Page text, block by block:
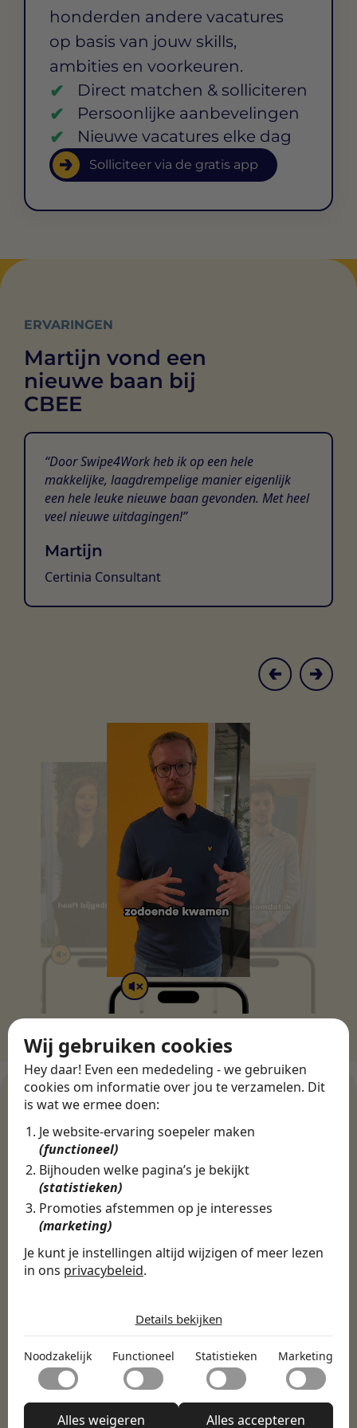
Wij gebruiken cookies
Hey daar! Even een mededeling - we gebruiken
cookies om informatie over jou te verzamelen. Dit
is wat we ermee doen:
Je website-ervaring soepeler maken
(functioneel)
Bijhouden welke pagina’s je bekijkt
(statistieken)
Promoties afstemmen op je interesses
(marketing)
Je kunt je instellingen altijd wijzigen of meer lezen
in ons privacybeleid.
Noodzakelijk
Noodzakelijke cookies helpen een website bruikbaar te
maken door basisfuncties zoals paginanavigatie en
toegang tot beveiligde delen van de website mogelijk te
maken. Zonder deze cookies kan de website niet naar
Functioneel
onthouden welke de manier waarop de website zich
Statistieken
Details bekijken
Noodzakelijk Functioneel Statistieken Marketing
Alles weigeren Alles accepteren
honderden andere vacatures
op basis van jouw skills,
ambities en voorkeuren.
Direct matchen & solliciteren
Persoonlijke aanbevelingen
Nieuwe vacatures elke dag
Solliciteer via de gratis app
ERVARINGEN
Martijn vond een
nieuwe baan bij
CBEE
Door Swipe4Work heb ik op een hele
makkelijke, laagdrempelige manier eigenlijk
een hele leuke nieuwe baan gevonden. Met heel
veel nieuwe uitdagingen!
Martijn
Certinia Consultant
WERKGEVERS
Ontdek meer dan 500+
werkgevers
Finance, HR & administratie
Marketing & Communicatie
Sales & Inkoop
Beleid & Organisatie
Onderwijs & Kinderopvang